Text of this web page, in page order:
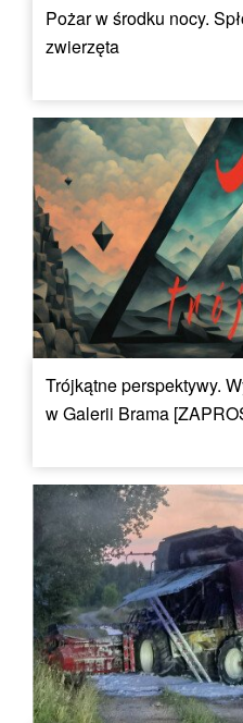
Pożar w środku nocy.
zwierzęta
Trójkątne perspektywy.
w Galerii Brama